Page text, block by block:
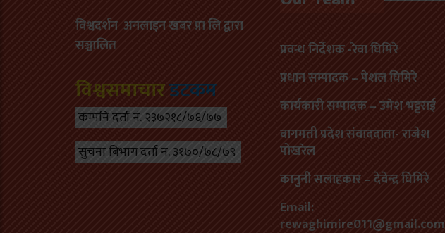
विश्वदर्शन अनलाइन खबर प्रा लि द्वारा
सञ्चालित
विश्वसमाचारडटकम
कम्पनि दर्ता नं. २३७२१८/७६/७७
सुचना बिभाग दर्ता नं. ३१७०/७८/७९
प्रवन्ध निर्देशक -रेवा घिमिरे
प्रधान सम्पादक – पेशल घिमिरे
कार्यकारी सम्पादक – उमेश भट्टराई
बागमती प्रदेश संवाददाता- राजेश
पोखरेल
कानुनी सलाहकार – देवेन्द्र घिमिरे
Email:
rewaghimire011@gmail.com